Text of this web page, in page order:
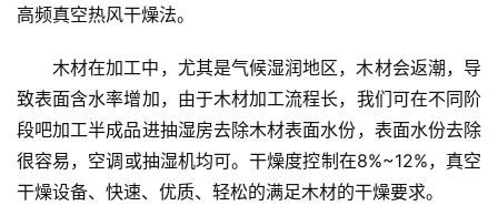
高频真空热风干燥法。
木材在加工中，尤其是气候湿润地区，木材会返潮，导
致表面含水率增加，由于木材加工流程长，我们可在不同阶
段吧加工半成品进抽湿房去除木材表面水份，表面水份去除
很容易，空调或抽湿机均可。干燥度控制在8%~12%，真空
干燥设备、快速、优质、轻松的满足木材的干燥要求。